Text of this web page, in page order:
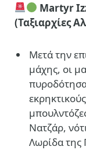
Martyr
(Ταξιαρχίες
Mετά την
μάχης, οι
Νατζάρ,
Λωρίδα της